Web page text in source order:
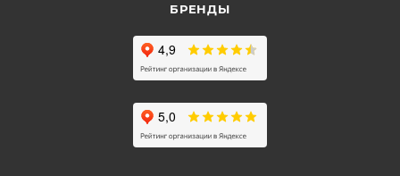
БРЕНДЫ